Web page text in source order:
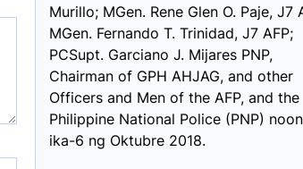
Murillo; MGen. Rene Glen O. Paje, J7
MGen. Fernando T. Trinidad, J7 AFP;
PCSupt. Garciano J. Mijares PNP,
Chairman of GPH AHJAG, and other
Officers and Men of the AFP, and the
Philippine National Police (PNP)
ika-6 ng Oktubre 2018.